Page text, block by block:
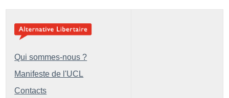
Qui sommes-nous ?
Manifeste de l'UCL
Contacts